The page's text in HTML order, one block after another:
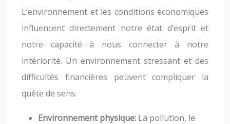
L’environnement et les conditions économiques
influencent directement notre état d’esprit et
notre capacité à nous connecter à notre
intériorité. Un environnement stressant et des
difficultés financières peuvent compliquer la
quête de sens.
Environnement physique: La pollution, le